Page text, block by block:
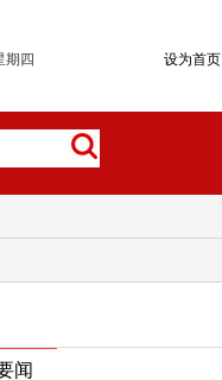
设为首页
期四
闻